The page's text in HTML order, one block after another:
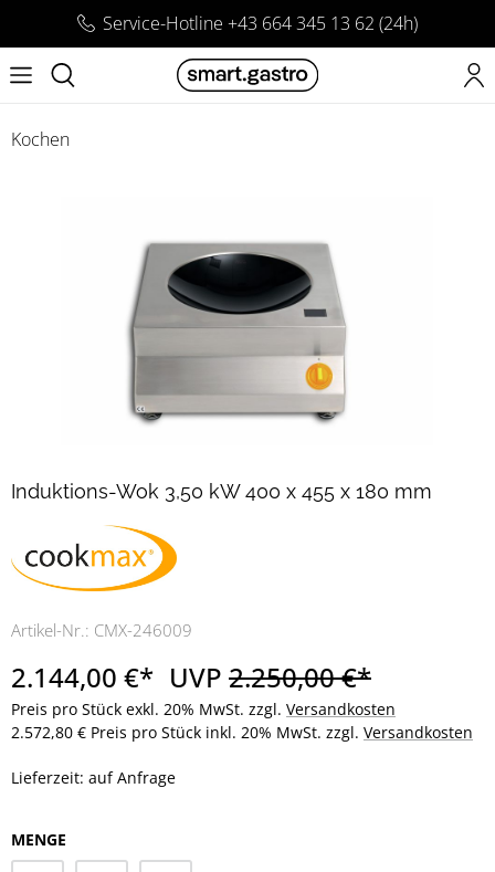
Service-Hotline +43 664 345 13 62 (24h)
Kochen
Induktions-Wok 3,50 kW 400 x 455 x 180 mm
Artikel-Nr.: CMX-246009
2.144,00 €* UVP 2.250,00 €*
Preis pro Stück exkl. 20% MwSt. zzgl. Versandkosten
2.572,80 € Preis pro Stück inkl. 20% MwSt. zzgl. Versandkosten
Lieferzeit: auf Anfrage
MENGE